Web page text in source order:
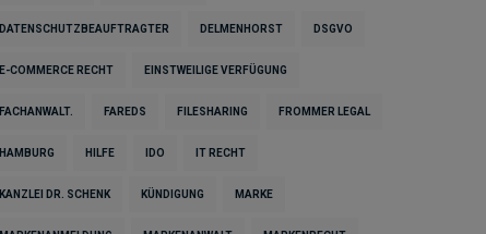
DATENSCHUTZBEAUFTRAGTER DELMENHORST DSGVO
E-COMMERCE RECHT EINSTWEILIGE VERFÜGUNG
FACHANWALT. FAREDS FILESHARING FROMMER LEGAL
HAMBURG HILFE IDO IT RECHT
KANZLEI DR. SCHENK KÜNDIGUNG MARKE